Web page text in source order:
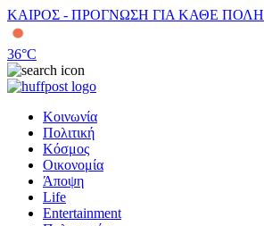
ΚΑΙΡΟΣ - ΠΡΟΓΝΩΣΗ ΓΙΑ ΚΑΘΕ ΠΟΛΗ
36°C
Κοινωνία
Πολιτική
Κόσμος
Οικονομία
Άποψη
Life
Entertainment